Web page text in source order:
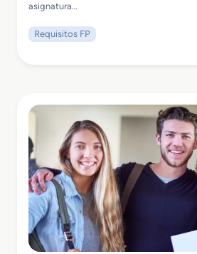
asignatura…
Requisitos FP